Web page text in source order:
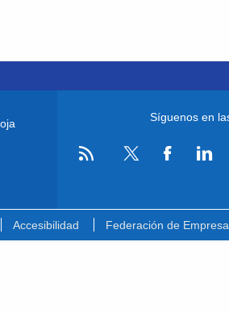
Síguenos en
Accesibilidad Federación de